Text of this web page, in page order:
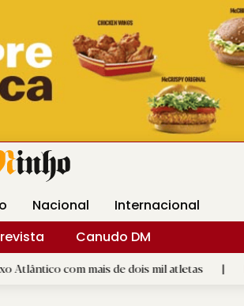
DM Arquidiocese Braga
Nacional
Internacional
Canudo DM
mais de dois mil atletas | D.Santo